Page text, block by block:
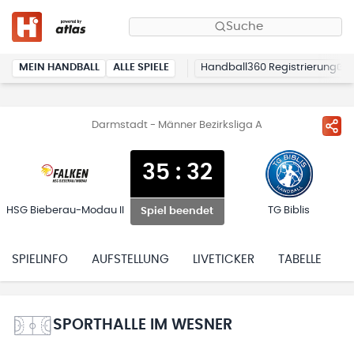
Suche
MEIN HANDBALL ALLE SPIELE Handball360 Registrierung
Darmstadt - Männer Bezirksliga A
HSG Bieberau-Modau II
35 : 32
Spiel beendet TG Biblis
SPIELINFO AUFSTELLUNG LIVETICKER TABELLE
SPORTHALLE IM WESNER